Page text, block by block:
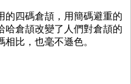
的四碼倉頡，用簡碼避重的
哈倉頡改變了人們對倉頡的
比，也毫不遜色。